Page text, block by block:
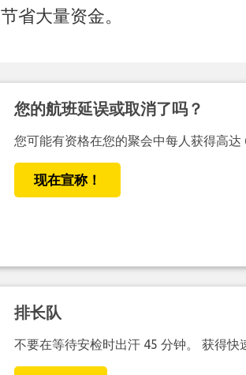
节省大量资金。
您的航班延误或取消了吗？
您可能有资格在您的聚会中每人获得高达
现在宣称！
排长队
不要在等待安检时出汗 45 分钟。 获得快